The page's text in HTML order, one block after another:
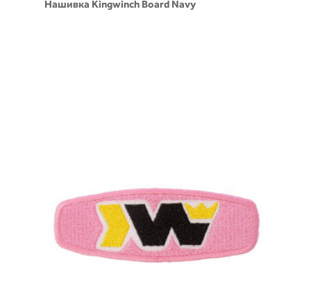
Нашивка Kingwinch Board Navy